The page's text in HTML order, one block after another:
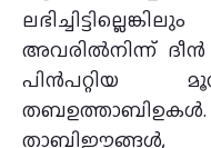
അവരില്‍നിന്ന്‌ ദീന്‍
പിന്‍പറ്റിയ